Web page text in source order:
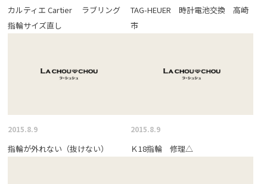
カルティエ Cartier ラブリング
指輪サイズ直し
TAG-HEUER 時計電池交換 高崎
市
2015.8.9
指輪が外れない（抜けない）
2015.8.9
Ｋ18指輪 修理△